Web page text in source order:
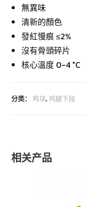
無異味
清新的顏色
發紅慢痕 ≤2%
沒有骨頭碎片
核心溫度 0-4 °C
分类：鸡块,鸡腿下段
相关产品